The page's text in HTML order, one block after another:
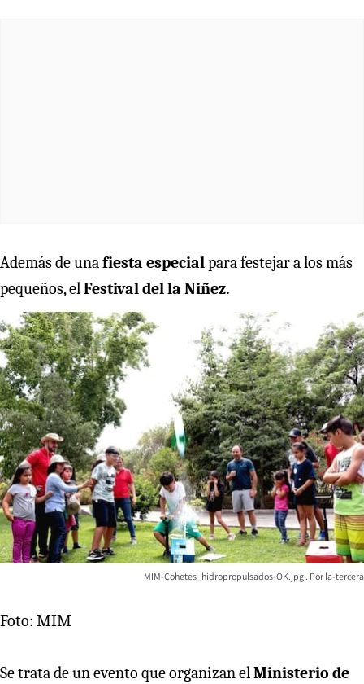
Además de unafiesta especialpara festejar a los más
pequeños, elFestival del la Niñez.
MIM-Cohetes_hidropropulsados-OK.jpg la-tercera
Foto: MIM
Se trata de un evento que organizan elMinisterio de